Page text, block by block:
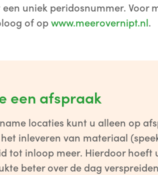
uniek peridosnummer. Voor
of opwww.meerovernipt.nl.
een afspraak
locaties kunt u alleen op
inleveren van materiaal
tot inloop meer. Hierdoor hoeft
beter over de dag